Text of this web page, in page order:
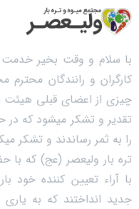
با سلام و وقت بخیر خدمت
کارگران و رانندگان
چیزی از اعضای قبلی هیئت
تقدیر و تشکر میشود که در
را به ثمر رساندند و تشکر
با آراء تعیین کننده خود
جدید انداختند که به یاری